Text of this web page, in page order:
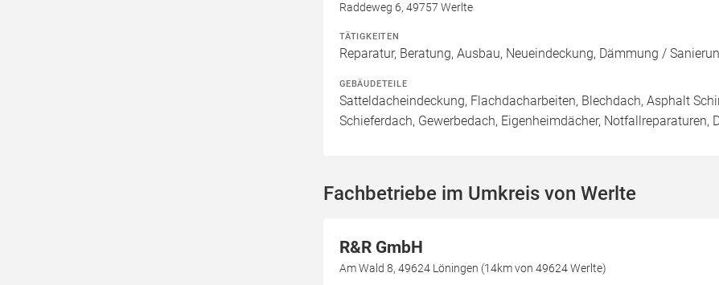
Raddeweg 6, 49757 Werlte
TÄTIGKEITEN
Reparatur, Beratung, Ausbau, Neueindeckung, Dämmung /
GEBÄUDETEILE
Satteldacheindeckung, Flachdacharbeiten, Blechdach, Asphalt
Schieferdach, Gewerbedach, Eigenheimdächer, Notfallreparaturen,
Fachbetriebe im Umkreis von Werlte
R&R GmbH
Am Wald 8, 49624 Löningen (14km von 49624 Werlte)